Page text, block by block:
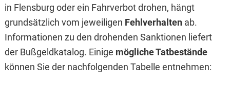
in Flensburg oder ein Fahrverbot drohen, hängt
grundsätzlich vom jeweiligen Fehlverhalten ab.
Informationen zu den drohenden Sanktionen liefert
der Bußgeldkatalog. Einige mögliche Tatbestände
können Sie der nachfolgenden Tabelle entnehmen: